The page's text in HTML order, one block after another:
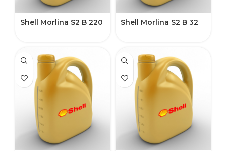
Shell Morlina S2 B 220 Shell Morlina S2 B 32